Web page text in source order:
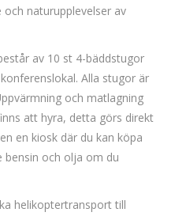
och naturupplevelser av
av 10 st 4-bäddstugor
Alla stugor är
och matlagning
att hyra, detta görs direkt
en kiosk där du kan köpa
bensin och olja om du
helikoptertransport till